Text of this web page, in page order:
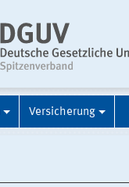
Versicherung